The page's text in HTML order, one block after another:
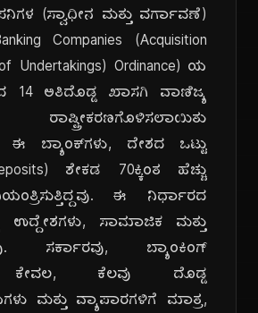
(ಸ್ವಾಧೀನ ಮತ್ತು ವರ್ಗಾವಣೆ)
Companies (Acquisition
Undertakings) Ordinance) ಯ
14 ಅತಿದೊಡ್ಡ ಖಾಸಗಿ ವಾಣಿಜ್ಯ
ರಾಷ್ಟ್ರೀಕರಣಗೊಳಿಸಲಾಯಿತು
ಈ ಬ್ಯಾಂಕ್‌ಗಳು, ದೇಶದ ಒಟ್ಟು
ಶೇಕಡ 70ಕ್ಕಿಂತ ಹೆಚ್ಚು
ಈ ನಿರ್ಧಾರದ
ಸಾಮಾಜಿಕ ಮತ್ತು
ಸರ್ಕಾರವು, ಬ್ಯಾಂಕಿಂಗ್
ಕೇವಲ, ಕೆಲವು ದೊಡ್ಡ
ಮತ್ತು ವ್ಯಾಪಾರಗಳಿಗೆ ಮಾತ್ರ,